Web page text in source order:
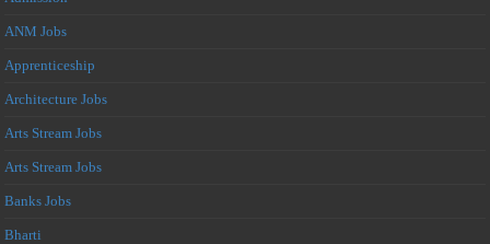
ANM Jobs
Apprenticeship
Architecture Jobs
Arts Stream Jobs
Arts Stream Jobs
Banks Jobs
Bharti